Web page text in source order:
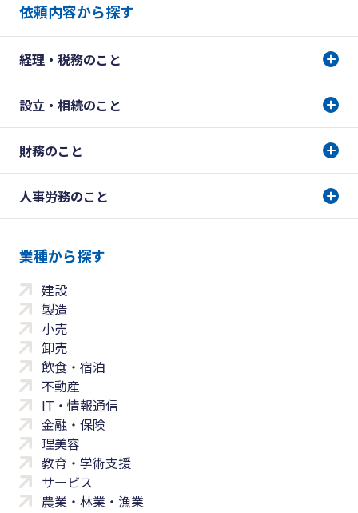
依頼内容から探す
経理・税務のこと
設立・相続のこと
財務のこと
人事労務のこと
業種から探す
建設
製造
小売
卸売
飲食・宿泊
不動産
IT・情報通信
金融・保険
理美容
教育・学術支援
サービス
農業・林業・漁業